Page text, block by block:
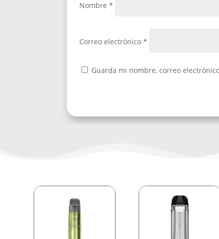
Nombre *
Correo electrónico *
Guarda mi nombre, correo